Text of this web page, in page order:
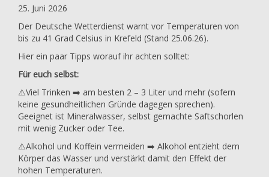
25. Juni 2026
Der Deutsche Wetterdienst warnt vor Temperaturen von
bis zu 41 Grad Celsius in Krefeld (Stand 25.06.26).
Hier ein paar Tipps worauf ihr achten solltet:
Für euch selbst:
⚠️Viel Trinken ➡️ am besten 2 – 3 Liter und mehr (sofern
keine gesundheitlichen Gründe dagegen sprechen).
Geeignet ist Mineralwasser, selbst gemachte Saftschorlen
mit wenig Zucker oder Tee.
⚠️Alkohol und Koffein vermeiden ➡️ Alkohol entzieht dem
Körper das Wasser und verstärkt damit den Effekt der
hohen Temperaturen.